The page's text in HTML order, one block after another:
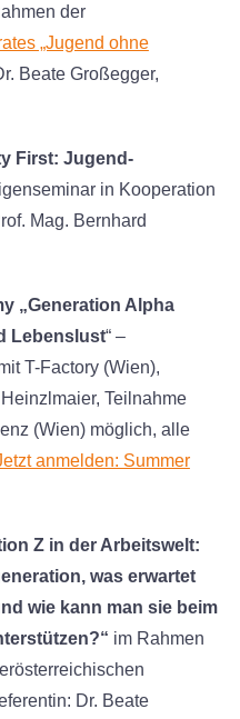
der
„Jugend ohne
Beate Großegger,
First: Jugend-
in Kooperation
Mag. Bernhard
„Generation Alpha
Lebenslust“ –
T-Factory (Wien),
Teilnahme
(Wien) möglich, alle
anmelden: Summer
Z in der Arbeitswelt:
was erwartet
wie kann man sie beim
im Rahmen
Dr. Beate